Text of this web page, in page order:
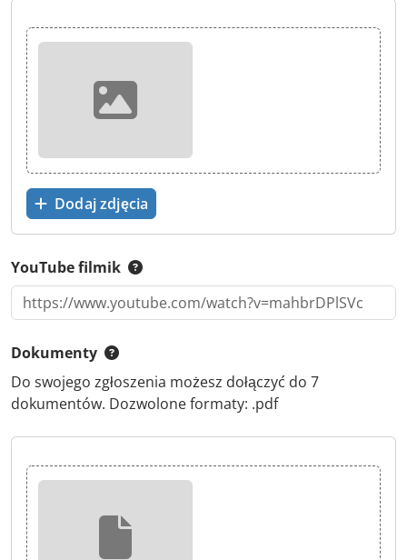
Dodaj zdjęcia
YouTube filmik
Dokumenty
Do swojego zgłoszenia możesz dołączyć do 7
dokumentów. Dozwolone formaty: .pdf